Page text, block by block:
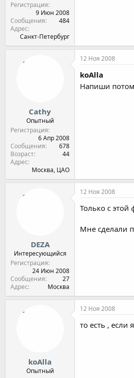
Регистрация
9 Июн 2008
Сообщения
484
Адрес
Санкт-Петербург
Cathy
Опытный
Регистрация
6 Апр 2008
Сообщения
678
Возраст
44
Адрес
Москва, ЦАО
12 Ноя 2008
koAlla
Напиши
DEZA
Интересующийся
Регистрация
24 Июн 2008
Сообщения
27
Адрес
Москва
12 Ноя 2008
Только с
Мне сделали
koAlla
Опытный
12 Ноя 2008
то есть , если